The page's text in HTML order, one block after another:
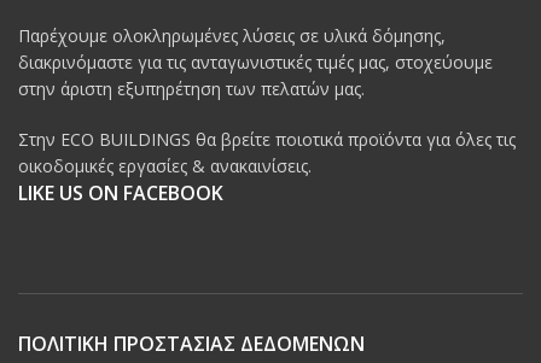
Παρέχουμε ολοκληρωμένες λύσεις σε υλικά δόμησης,
διακρινόμαστε για τις ανταγωνιστικές τιμές μας, στοχεύουμε
στην άριστη εξυπηρέτηση των πελατών μας.
Στην ECO BUILDINGS θα βρείτε ποιοτικά προϊόντα για όλες τις
οικοδομικές εργασίες & ανακαινίσεις.
LIKE US ON FACEBOOK
ΠΟΛΙΤΙΚΗ ΠΡΟΣΤΑΣΙΑΣ ΔΕΔΟΜΕΝΩΝ